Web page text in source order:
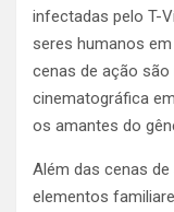
infectadas pelo T-
seres humanos
cenas de ação
cinematográfica
os amantes do
Além das cenas
elementos